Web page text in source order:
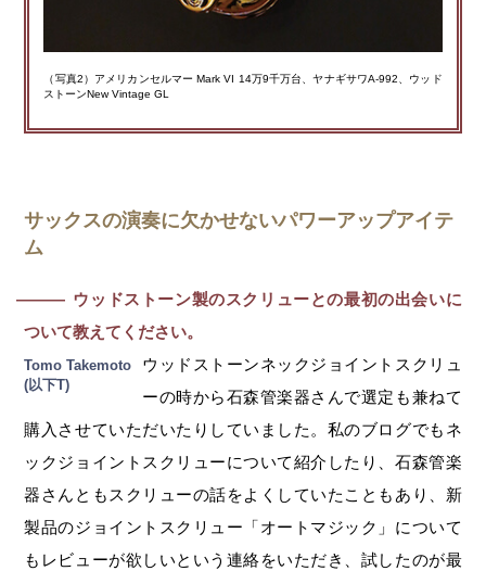
（写真2）アメリカンセルマー Mark VI 14万9千万台、ヤナギサワA-992、ウッド
ストーンNew Vintage GL
サックスの演奏に欠かせないパワーアップアイテ
ム
― ウッドストーン製のスクリューとの最初の出会いに
ついて教えてください。
Tomo Takemoto
(以下T)
ウッドストーンネックジョイントスクリュ
ーの時から石森管楽器さんで選定も兼ねて
購入させていただいたりしていました。私のブログでもネ
ックジョイントスクリューについて紹介したり、石森管楽
器さんともスクリューの話をよくしていたこともあり、新
製品のジョイントスクリュー「オートマジック」について
もレビューが欲しいという連絡をいただき、試したのが最